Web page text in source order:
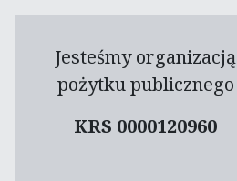
Jesteśmy organizacją
pożytku publicznego
KRS 0000120960